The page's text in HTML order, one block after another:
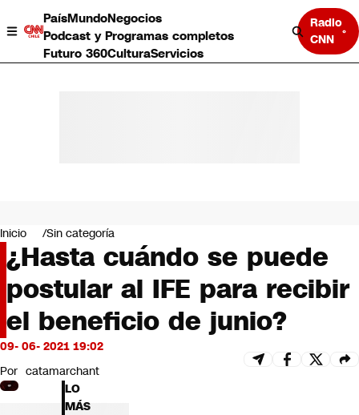
PaísMundoNegocios
Podcast y Programas completos
Futuro 360CulturaServicios
Radio
CNN
Negocios
Deportes
Programas completos
Cultura
Servicios
Bits
CNN tiempo
Futuro 360
Opinión
Inicio Sin categoría
¿Hasta cuándo se puede
postular al IFE para recibir
el beneficio de junio?
09- 06- 2021 19:02
Por catamarchant
LO
MÁS